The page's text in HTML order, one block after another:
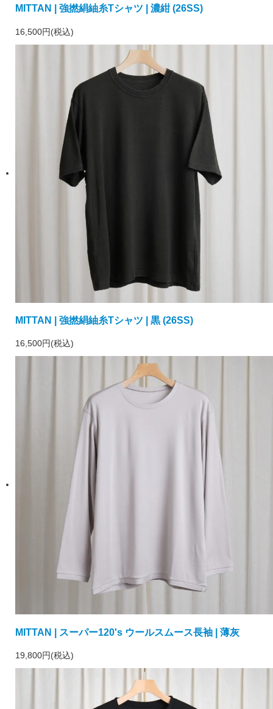
MITTAN | 強撚絹紬糸Tシャツ | 濃紺 (26SS)
16,500円(税込)
MITTAN | 強撚絹紬糸Tシャツ | 黒 (26SS)
16,500円(税込)
MITTAN | スーパー120's ウールスムース長袖 | 薄灰
19,800円(税込)